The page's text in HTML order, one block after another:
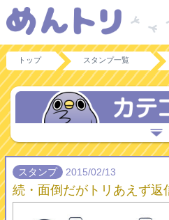
トップ スタンプ一覧
スタンプ 2015/02/13
続・面倒だがトリあえず返